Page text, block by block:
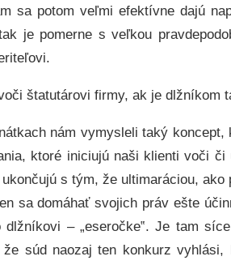
sa potom veľmi efektívne dajú
je pomerne s veľkou
štatutárovi firmy, ak je dlžníkom
nám vymysleli taký
ktoré iniciujú naši klienti voči
s tým, že ultimaráciou,
sa domáhať svojich práv ešte
– „eseročke‟. Je tam
súd naozaj ten konkurz